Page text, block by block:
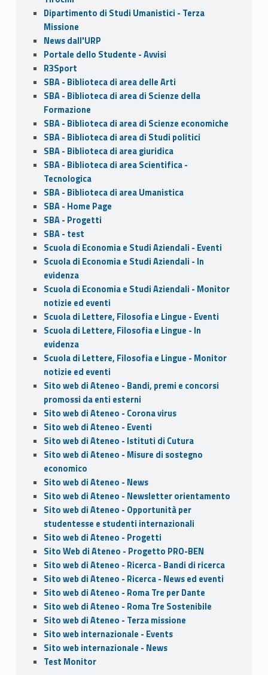
Dipartimento di Studi Umanistici - Terza
Missione
News dall'URP
Portale dello Studente - Avvisi
R3Sport
SBA - Biblioteca di area delle Arti
SBA - Biblioteca di area di Scienze della
Formazione
SBA - Biblioteca di area di Scienze economiche
SBA - Biblioteca di area di Studi politici
SBA - Biblioteca di area giuridica
SBA - Biblioteca di area Scientifica -
Tecnologica
SBA - Biblioteca di area Umanistica
SBA - Home Page
SBA - Progetti
SBA - test
Scuola di Economia e Studi Aziendali - Eventi
Scuola di Economia e Studi Aziendali - In
evidenza
Scuola di Economia e Studi Aziendali - Monitor
notizie ed eventi
Scuola di Lettere, Filosofia e Lingue - Eventi
Scuola di Lettere, Filosofia e Lingue - In
evidenza
Scuola di Lettere, Filosofia e Lingue - Monitor
notizie ed eventi
Sito web di Ateneo - Bandi, premi e concorsi
promossi da enti esterni
Sito web di Ateneo - Corona virus
Sito web di Ateneo - Eventi
Sito web di Ateneo - Istituti di Cutura
Sito web di Ateneo - Misure di sostegno
economico
Sito web di Ateneo - News
Sito web di Ateneo - Newsletter orientamento
Sito web di Ateneo - Opportunità per
studentesse e studenti internazionali
Sito web di Ateneo - Progetti
Sito Web di Ateneo - Progetto PRO-BEN
Sito web di Ateneo - Ricerca - Bandi di ricerca
Sito web di Ateneo - Ricerca - News ed eventi
Sito web di Ateneo - Roma Tre per Dante
Sito web di Ateneo - Roma Tre Sostenibile
Sito web di Ateneo - Terza missione
Sito web internazionale - Events
Sito web internazionale - News
Test Monitor